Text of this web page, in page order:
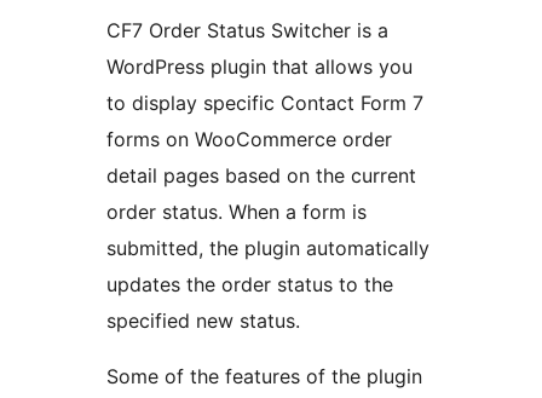
CF7 Order Status Switcher is a
WordPress plugin that allows you
to display specific Contact Form 7
forms on WooCommerce order
detail pages based on the current
order status. When a form is
submitted, the plugin automatically
updates the order status to the
specified new status.
Some of the features of the plugin